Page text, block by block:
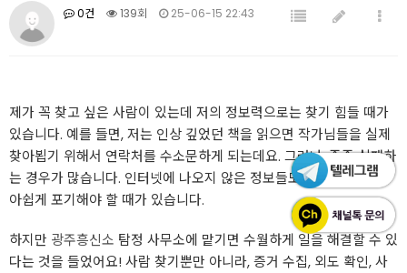
0건 139회 25-06-15 22:43
제가 꼭 찾고 싶은 사람이 있는데 저의 정보력으로는 찾기 힘들 때가
있습니다. 예를 들면, 저는 인상 깊었던 책을 읽으면 작가님들을 실제
찾아뵙기 위해서 연락처를 수소문하게 되는데요. 그러나, 종종 실패하
는 경우가 많습니다. 인터넷에 나오지 않은 정보들도 많고 그럴 때는
아쉽게 포기해야 할 때가 있습니다.
하지만 광주흥신소 탐정 사무소에 맡기면 수월하게 일을 해결할 수 있
다는 것을 들었어요! 사람 찾기뿐만 아니라, 증거 수집, 외도 확인, 사